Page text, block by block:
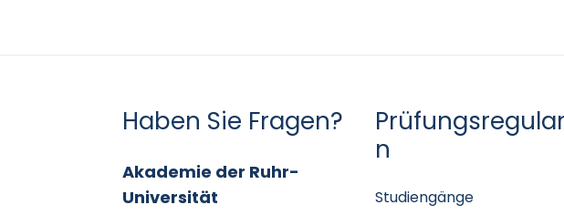
Haben Sie Fragen?
Akademie der Ruhr-
Universität
n
Studiengänge